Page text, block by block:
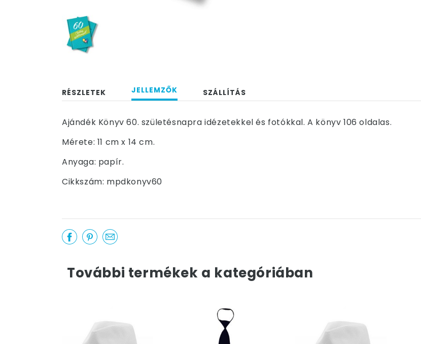
RÉSZLETEK JELLEMZŐK SZÁLLÍTÁS
Ajándék Könyv 60. születésnapra idézetekkel és fotókkal. A könyv 106 oldalas.
Mérete: 11 cm x 14 cm.
Anyaga: papír.
Cikkszám: mpdkonyv60
További termékek a kategóriában